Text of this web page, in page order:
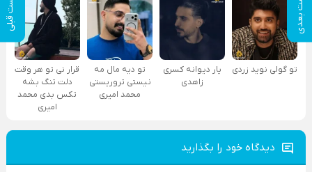
پست بعدی پست قبلی
تو گولی نوید زردی
یار دیوانه کسری
زاهدی
تو دیه مال مه
نیستی تروریستی
محمد امیری
قرار نی تو هر وقت
دلت تنگ بشه
تکس بدی محمد
امیری
دیدگاه خود را بگذارید